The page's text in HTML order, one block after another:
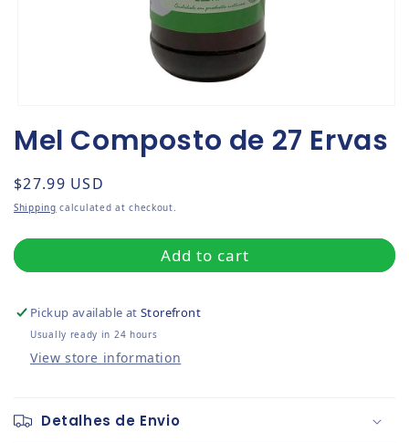
Mel Composto de 27 Ervas
Regular price
$27.99 USD
Shipping calculated at checkout.
Add to cart
Pickup available atStorefront
Usually ready in 24 hours
View store information
Detalhes de Envio